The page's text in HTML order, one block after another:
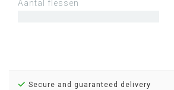
Aantal flessen
Secure and guaranteed delivery